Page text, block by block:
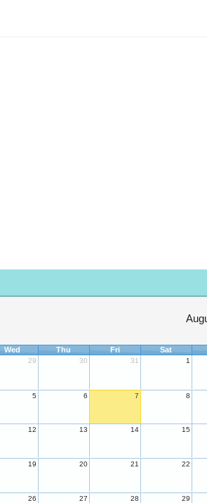
Wed Thu Fri Sat
29 30 31 1
5 6 7 8
12 13 14 15
19 20 21 22
26 27 28 29